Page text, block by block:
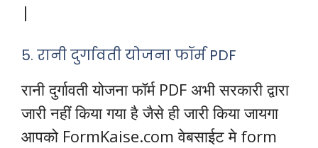
|
5. रानी दुर्गावती योजना फॉर्म PDF
रानी दुर्गावती योजना फॉर्म PDF अभी सरकारी द्वारा
जारी नहीं किया गया है जैसे ही जारी किया जायगा
आपको FormKaise.com वेबसाईट मे form